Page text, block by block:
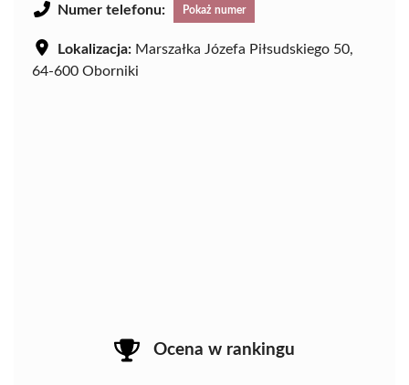
Numer telefonu: Pokaż numer
Lokalizacja: Marszałka Józefa Piłsudskiego 50,
64-600 Oborniki
Ocena w rankingu